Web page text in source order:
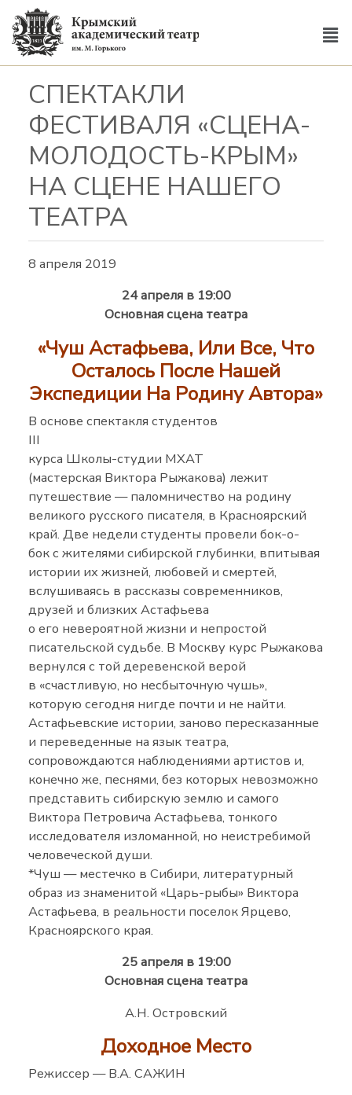
СПЕКТАКЛИ
ФЕСТИВАЛЯ «СЦЕНА-
МОЛОДОСТЬ-КРЫМ»
НА СЦЕНЕ НАШЕГО
ТЕАТРА
8 апреля 2019
24 апреля в 19:00
Основная сцена театра
«Чуш Астафьева, Или Все, Что
Осталось После Нашей
Экспедиции На Родину Автора»
В основе спектакля студентов
III
курса Школы-студии МХАТ
(мастерская Виктора Рыжакова) лежит
путешествие — паломничество на родину
великого русского писателя, в Красноярский
край. Две недели студенты провели бок-о-
бок с жителями сибирской глубинки, впитывая
истории их жизней, любовей и смертей,
вслушиваясь в рассказы современников,
друзей и близких Астафьева
о его невероятной жизни и непростой
писательской судьбе. В Москву курс Рыжакова
вернулся с той деревенской верой
в «счастливую, но несбыточную чушь»,
которую сегодня нигде почти и не найти.
Астафьевские истории, заново пересказанные
и переведенные на язык театра,
сопровождаются наблюдениями артистов и,
конечно же, песнями, без которых невозможно
представить сибирскую землю и самого
Виктора Петровича Астафьева, тонкого
исследователя изломанной, но неистребимой
человеческой души.
*Чуш — местечко в Сибири, литературный
образ из знаменитой «Царь-рыбы» Виктора
Астафьева, в реальности поселок Ярцево,
Красноярского края.
25 апреля в 19:00
Основная сцена театра
А.Н. Островский
Доходное Место
Режиссер — В.А. САЖИН